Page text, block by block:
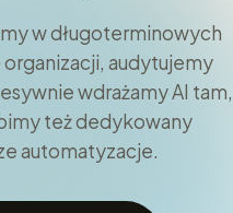
w długoterminowych
audytujemy
wdrażamy AI tam,
też dedykowany
automatyzacje.